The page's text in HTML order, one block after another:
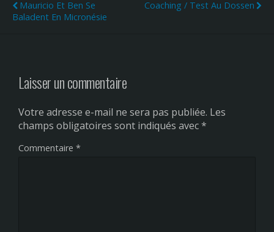
Mauricio Et Ben Se
Baladent En Micronésie
Coaching / Test Au Dossen
Laisser un commentaire
Votre adresse e-mail ne sera pas publiée. Les
champs obligatoires sont indiqués avec*
Commentaire *